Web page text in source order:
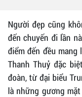
Người đẹp cũng
đến chuyến đi lần
điểm đến đều
Thanh Thuỷ đặc
đoàn, từ đại biểu
là những gương